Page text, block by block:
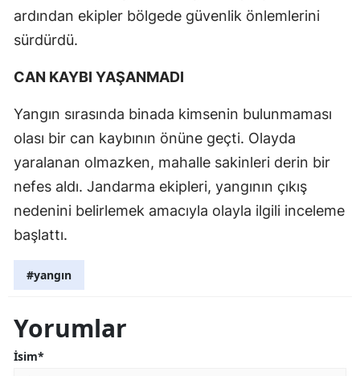
ardından ekipler bölgede güvenlik önlemlerini
sürdürdü.
CAN KAYBI YAŞANMADI
Yangın sırasında binada kimsenin bulunmaması
olası bir can kaybının önüne geçti. Olayda
yaralanan olmazken, mahalle sakinleri derin bir
nefes aldı. Jandarma ekipleri, yangının çıkış
nedenini belirlemek amacıyla olayla ilgili inceleme
başlattı.
#yangın
Yorumlar
İsim*